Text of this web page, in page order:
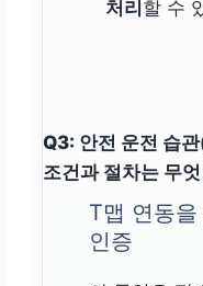
처리 할 수
Q3: 안전 운전 습
조건과 절차는 무
T맵 연동
인증